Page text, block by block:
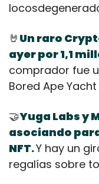
🤘 Un raro
ayer por 1,1
comprador fue
Bored Ape Yacht
🤝Yuga Labs y
asociando
NFT.Y hay un
regalías sobre